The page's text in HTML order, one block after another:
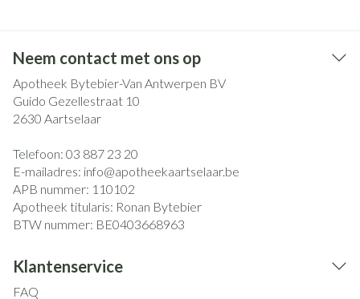
Neem contact met ons op
Apotheek Bytebier-Van Antwerpen BV
Guido Gezellestraat 10
2630 Aartselaar
Telefoon: 03 887 23 20
E-mailadres: info@apotheekaartselaar.be
APB nummer: 110102
Apotheek titularis: Ronan Bytebier
BTW nummer: BE0403668963
Klantenservice
FAQ